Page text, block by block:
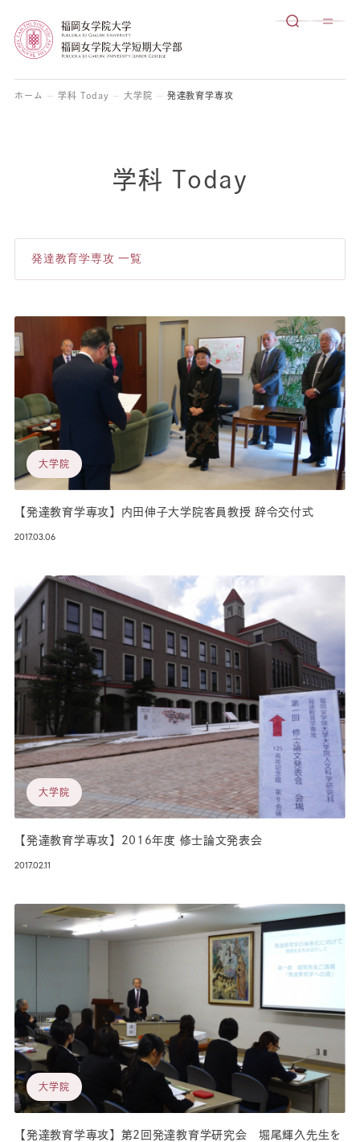
ホーム 学科 Today 大学院 発達教育学専攻
学科 Today
発達教育学専攻 一覧
大学院
【発達教育学専攻】内田伸子大学院客員教授 辞令交付式
2017.03.06
大学院
【発達教育学専攻】2016年度 修士論文発表会
2017.02.11
大学院
【発達教育学専攻】第2回発達教育学研究会 堀尾輝久先生を